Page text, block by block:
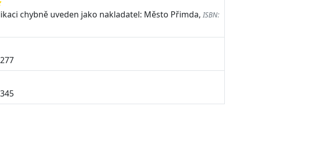
chybně uveden jako nakladatel: Město Přimda, ISBN: